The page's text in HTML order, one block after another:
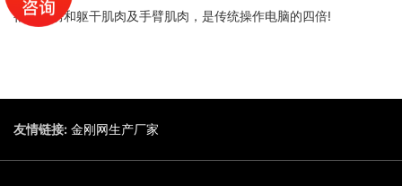
很多肩膀和躯干肌肉及手臂肌肉，是传统操作电脑的四倍!
友情链接: 金刚网生产厂家